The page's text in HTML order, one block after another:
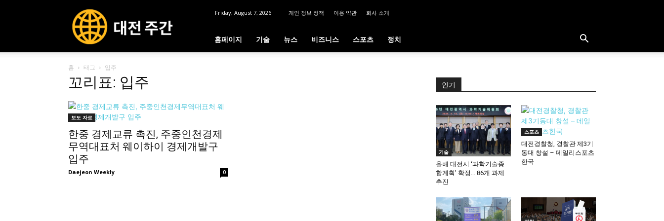
전
주
Friday, August 7, 2026 개인 정보 정책 이용 약관 회사 소개
홈페이지 기술 뉴스 비즈니스 스포츠 정치
홈 태그 입주
꼬리표: 입주
보도 자료
한중 경제교류 촉진, 주중인천경제
무역대표처 웨이하이 경제개발구
입주
Daejeon Weekly 0
인기
기술
올해 대전시 ‘과학기술종
합계획’ 확정… 86개 과제
추진
스포츠
대전경찰청, 경찰관 제3기
동대 창설 – 데일리스포츠
한국